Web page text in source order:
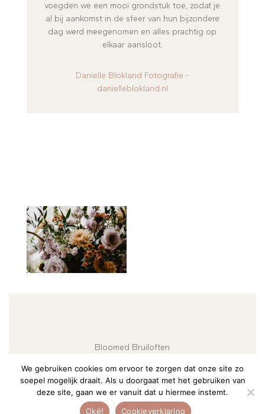
voegden we een mooi grondstuk toe, zodat je
al bij aankomst in de sfeer van hun bijzondere
dag werd meegenomen en alles prachtig op
elkaar aansloot.
Danielle Blokland Fotografie -
danielleblokland.nl
Bloomed Bruiloften
3772 PP Barneveld
06 13 20 61 55
info@studiobloomed.nl
We gebruiken cookies om ervoor te zorgen dat onze site zo
soepel mogelijk draait. Als u doorgaat met het gebruiken van
deze site, gaan we er vanuit dat u hiermee instemt.
Oké!
Cookieverklaring